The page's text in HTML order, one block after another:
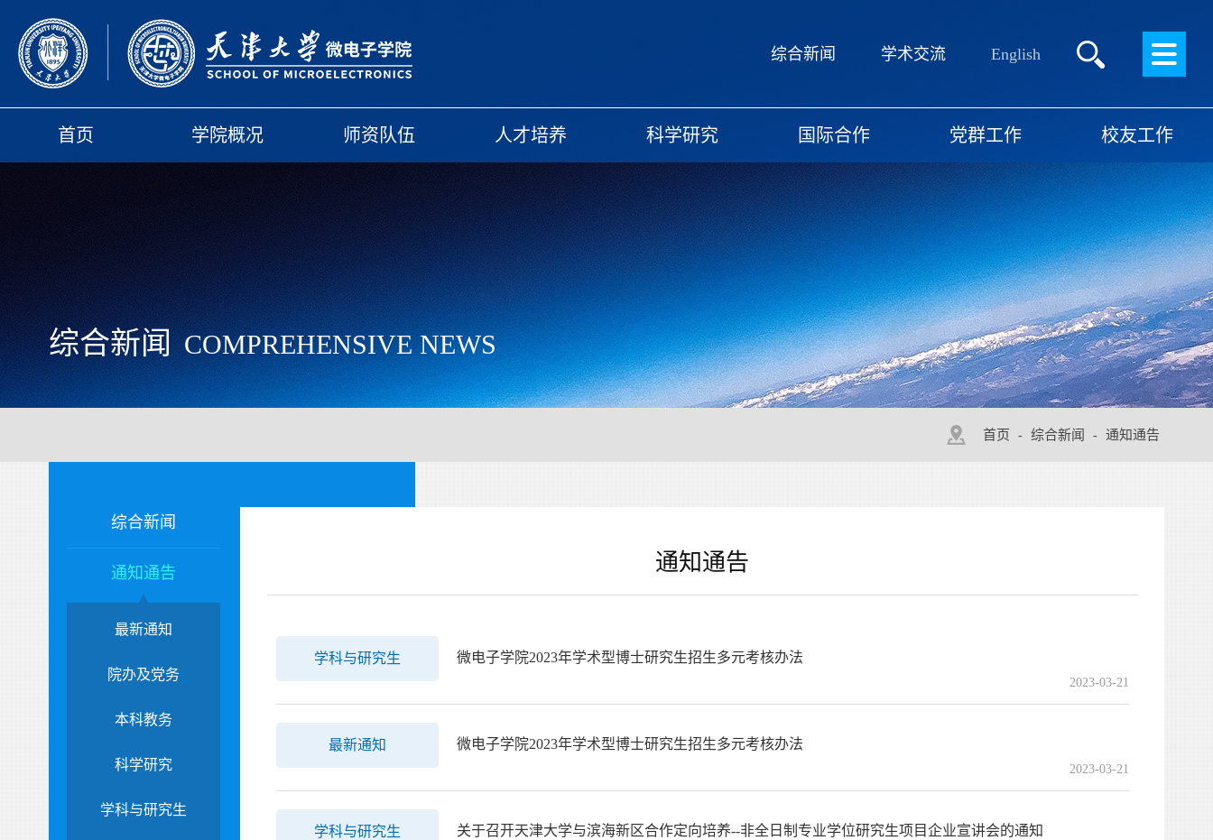
综合新闻 学术交流 English
首页 学院概况 师资队伍 人才培养 科学研究 国际合作 党群工作 校友工作
综合新闻 COMPREHENSIVE NEWS
首页 - 综合新闻 - 通知通告
通知通告
学科与研究生 微电子学院2023年学术型博士研究生招生多元考核办法
2023-03-21
最新通知 微电子学院2023年学术型博士研究生招生多元考核办法
2023-03-21
学科与研究生 关于召开天津大学与滨海新区合作定向培养--非全日制专业学位研究生项目企业宣讲会的通知
综合新闻
通知通告
最新通知
院办及党务
本科教务
科学研究
学科与研究生